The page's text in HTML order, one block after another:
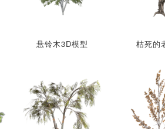
悬铃木3D模型 枯死的